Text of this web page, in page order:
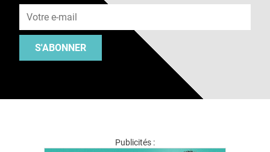
S'ABONNER
Publicités :